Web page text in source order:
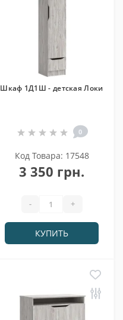
Шкаф 1Д1Ш - детская Локи
0
Код Товара: 17548
3 350 грн.
- +
КУПИТЬ